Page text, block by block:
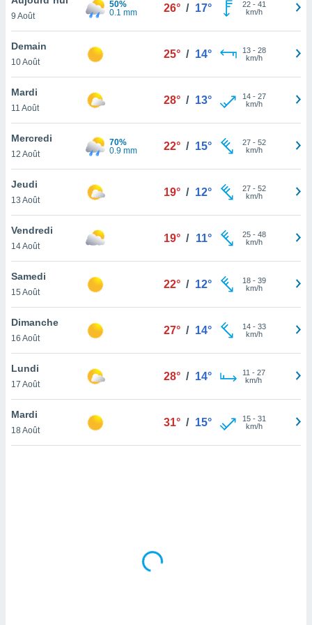
et
»,
au
vous
qu'ils
ou
le
ainsi
un
la
du
en
de
9 Août
50%
0.1 mm
26° / 17° 22- 41
km/h
Demain
10 Août
25° / 14° 13- 28
km/h
Mardi
11 Août
28° / 13° 14- 27
km/h
Mercredi
12 Août
70%
0.9 mm
22° / 15° 27- 52
km/h
Jeudi
13 Août
19° / 12° 27- 52
km/h
Vendredi
14 Août
19° / 11° 25- 48
km/h
Samedi
15 Août
22° / 12° 18- 39
km/h
Dimanche
16 Août
27° / 14° 14- 33
km/h
Lundi
17 Août
28° / 14° 11 - 27
km/h
Mardi
18 Août
31° / 15° 15- 31
km/h